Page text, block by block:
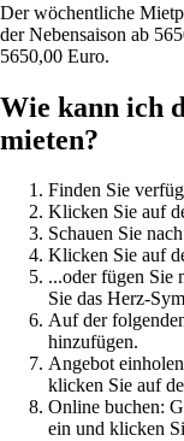
Der wöchentliche
der Nebensaison ab
5650,00 Euro.
Wie kann ich
mieten?
Finden Sie
Klicken Sie auf
Schauen Sie
Klicken Sie auf
...oder fügen Sie
Sie das Herz-
Auf der
hinzufügen.
Angebot
klicken Sie auf
Online buchen:
ein und klicken